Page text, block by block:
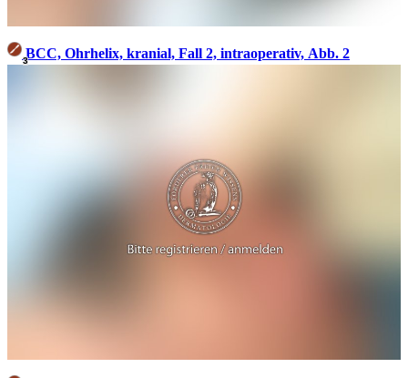
3BCC, Ohrhelix, kranial, Fall 2, intraoperativ, Abb. 2